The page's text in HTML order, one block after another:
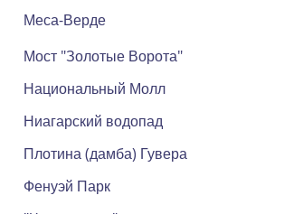
Меса-Верде
Мост "Золотые Ворота"
Национальный Молл
Ниагарский водопад
Плотина (дамба) Гувера
Фенуэй Парк